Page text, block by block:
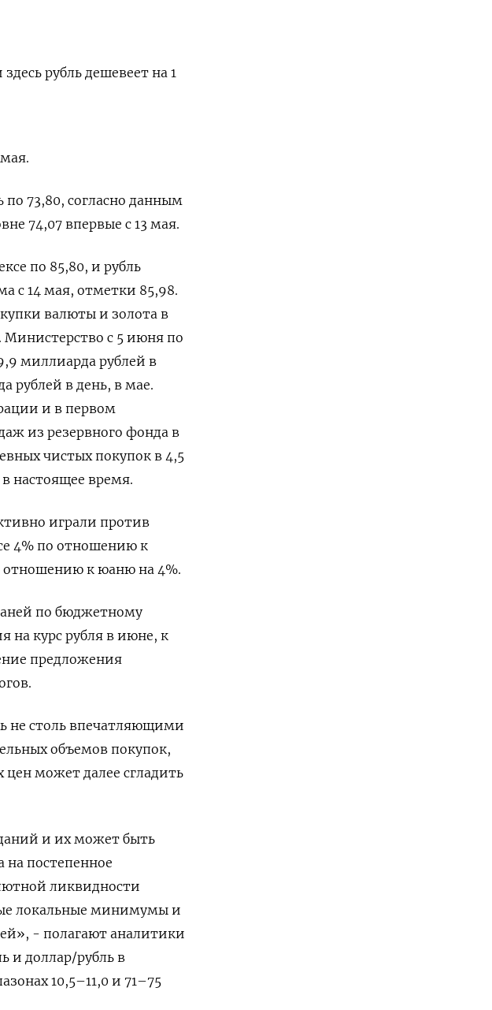
рубль дешевеет на 1
73,80, согласно данным
74,07 впервые с 13 мая.
по 85,80, и рубль
с 14 ‌мая, отметки 85,98.
валюты ‌и золота в
Министерство с 5 июня по
миллиарда ​рублей в
рублей в день, в мае.
‌и в первом
из резервного фонда в
​чистых покупок в 4,5
настоящее время.
играли против
4% по отношению к
отношению к юаню на 4%.
по бюджетному
на курс рубля в ​июне, к
предложения
не столь впечатляющими
объемов покупок,
может далее сгладить
и их может быть
постепенное
ликвидности
локальные минимумы и
- полагают аналитики
и доллар/рубль в
10,5–11,0 и 71–75